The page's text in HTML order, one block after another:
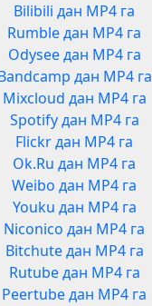
Bilibili дан MP4 га
Rumble дан MP4 га
Odysee дан MP4 га
дан MP4 га
Mixcloud дан MP4 га
Spotify дан MP4 га
Flickr дан MP4 га
Ok.Ru дан MP4 га
Weibo дан MP4 га
Youku дан MP4 га
Niconico дан MP4 га
Bitchute дан MP4 га
Rutube дан MP4 га
Peertube дан MP4 га